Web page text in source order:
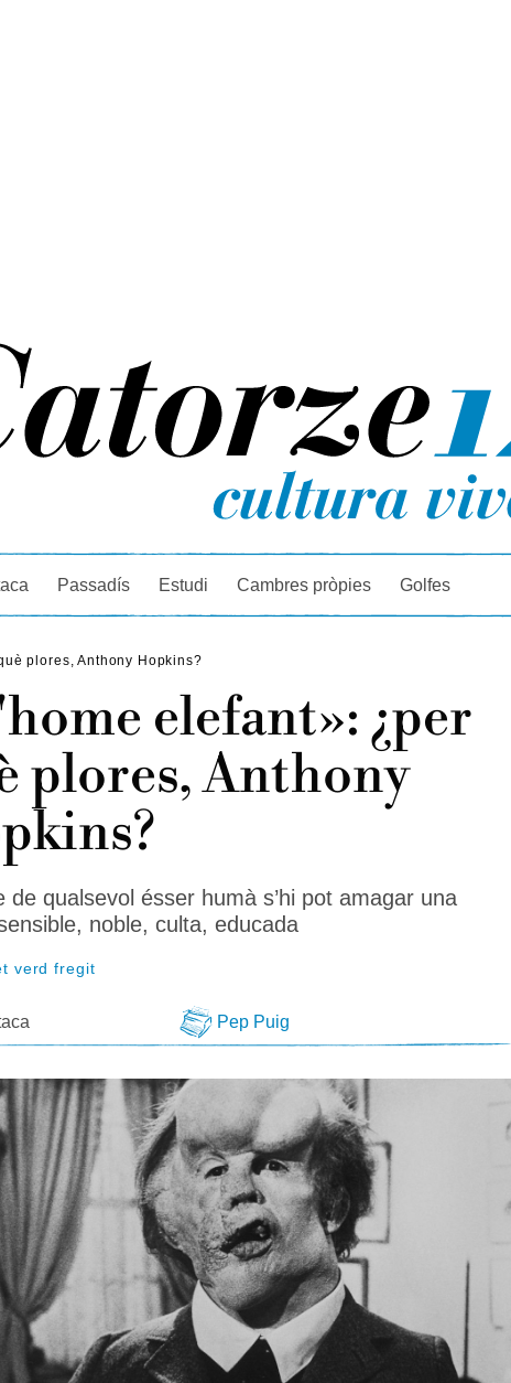
Passadís Estudi Cambres pròpies Golfes
plores, Anthony Hopkins?
elefant»: ¿per
plores, Anthony
de qualsevol ésser humà s’hi pot amagar una
noble, culta, educada
verd fregit
Pep Puig